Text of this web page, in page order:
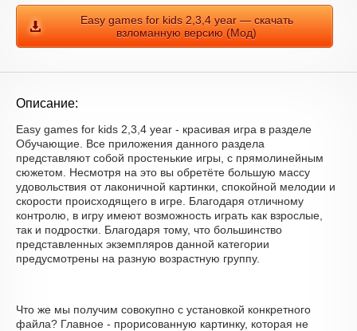
Easy games for kids 2,3,4 year — скачать
взломанную версию (Мод)
Описание:
Easy games for kids 2,3,4 year - красивая игра в разделе
Обучающие. Все приложения данного раздела
представляют собой простенькие игры, с прямолинейным
сюжетом. Несмотря на это вы обретёте большую массу
удовольствия от лаконичной картинки, спокойной мелодии и
скорости происходящего в игре. Благодаря отличному
контролю, в игру имеют возможность играть как взрослые,
так и подростки. Благодаря тому, что большинство
представленных экземпляров данной категории
предусмотрены на разную возрастную группу.
Что же мы получим совокупно с установкой конкретного
файла? Главное - прорисованную картинку, которая не